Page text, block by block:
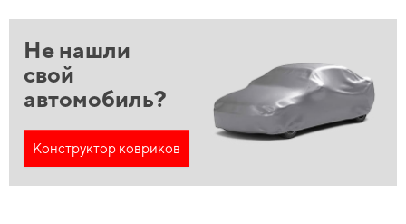
Не нашли
свой
автомобиль?
Конструктор ковриков